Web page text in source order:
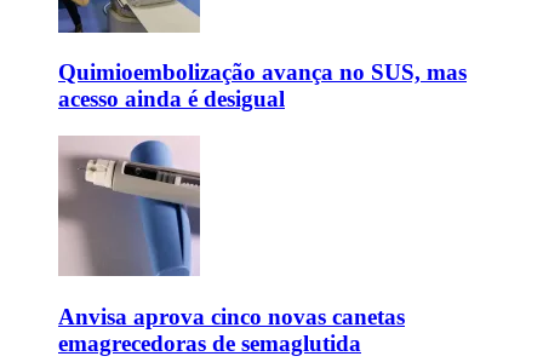
Quimioembolização avança no SUS, mas
acesso ainda é desigual
Anvisa aprova cinco novas canetas
emagrecedoras de semaglutida